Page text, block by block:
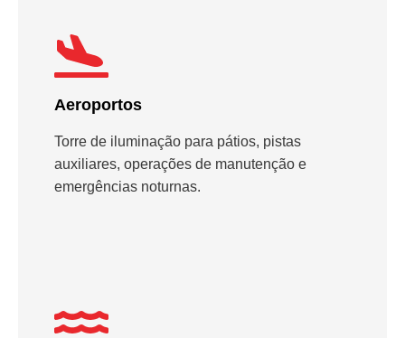
Aeroportos
Torre de iluminação para pátios, pistas
auxiliares, operações de manutenção e
emergências noturnas.